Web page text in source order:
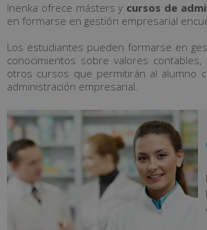
Inenka ofrece másters y cursos de
en formarse en gestión empresarial
Los estudiantes pueden formarse en
conocimientos sobre valores
otros cursos que permitirán al alumno
administración empresarial.